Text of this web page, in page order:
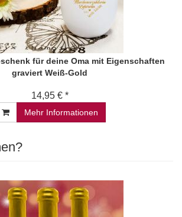
für deine Oma mit Eigenschaften
graviert Weiß-Gold
14,95 € *
Mehr Informationen